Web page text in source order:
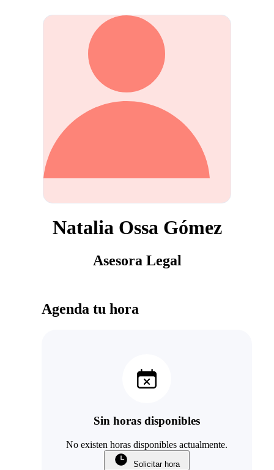
Natalia Ossa Gómez
Asesora Legal
Agenda tu hora
Sin horas disponibles
No existen horas disponibles actualmente.
Solicitar hora